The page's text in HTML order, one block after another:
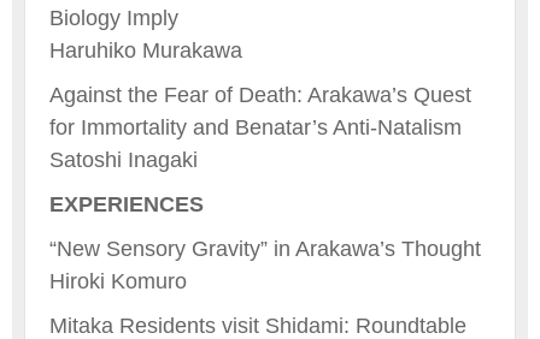
Biology Imply
Haruhiko Murakawa
Against the Fear of Death: Arakawa’s Quest
for Immortality and Benatar’s Anti-Natalism
Satoshi Inagaki
EXPERIENCES
“New Sensory Gravity” in Arakawa’s Thought
Hiroki Komuro
Mitaka Residents visit Shidami: Roundtable